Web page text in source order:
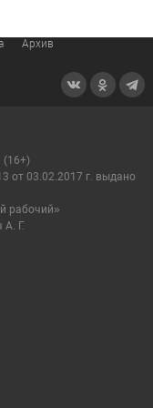
Архив
(16+)
от 03.02.2017 г. выдано
рабочий»
А. Г.